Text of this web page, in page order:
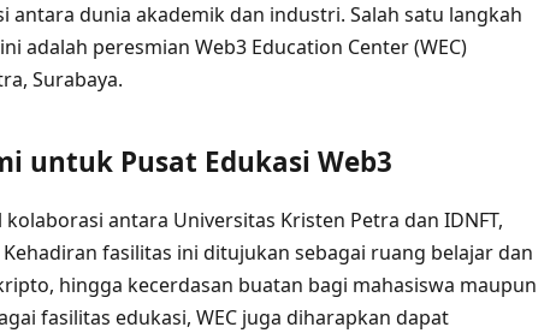
dunia akademik dan industri. Salah satu langkah
adalah peresmian Web3 Education Center (WEC)
Surabaya.
untuk Pusat Edukasi Web3
antara Universitas Kristen Petra dan IDNFT,
fasilitas ini ditujukan sebagai ruang belajar dan
hingga kecerdasan buatan bagi mahasiswa maupun
fasilitas edukasi, WEC juga diharapkan dapat